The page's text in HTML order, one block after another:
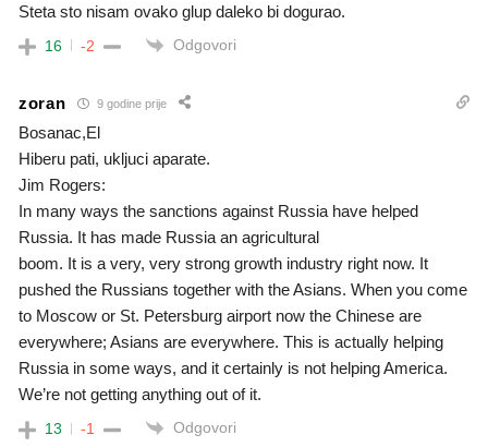
Steta sto nisam ovako glup daleko bi dogurao.
16 -2 Odgovori
zoran 9 godine prije
Bosanac,El
Hiberu pati, ukljuci aparate.
Jim Rogers:
In many ways the sanctions against Russia have helped
Russia. It has made Russia an agricultural
boom. It is a very, very strong growth industry right now. It
pushed the Russians together with the Asians. When you come
to Moscow or St. Petersburg airport now the Chinese are
everywhere; Asians are everywhere. This is actually helping
Russia in some ways, and it certainly is not helping America.
We’re not getting anything out of it.
13 -1 Odgovori